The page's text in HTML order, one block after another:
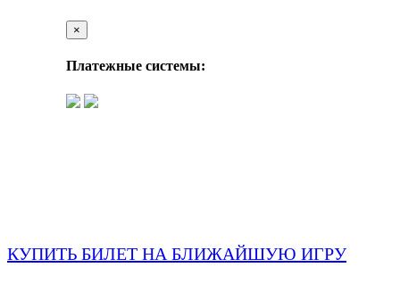
×
Платежные системы:
КУПИТЬ БИЛЕТ НА БЛИЖАЙШУЮ ИГРУ